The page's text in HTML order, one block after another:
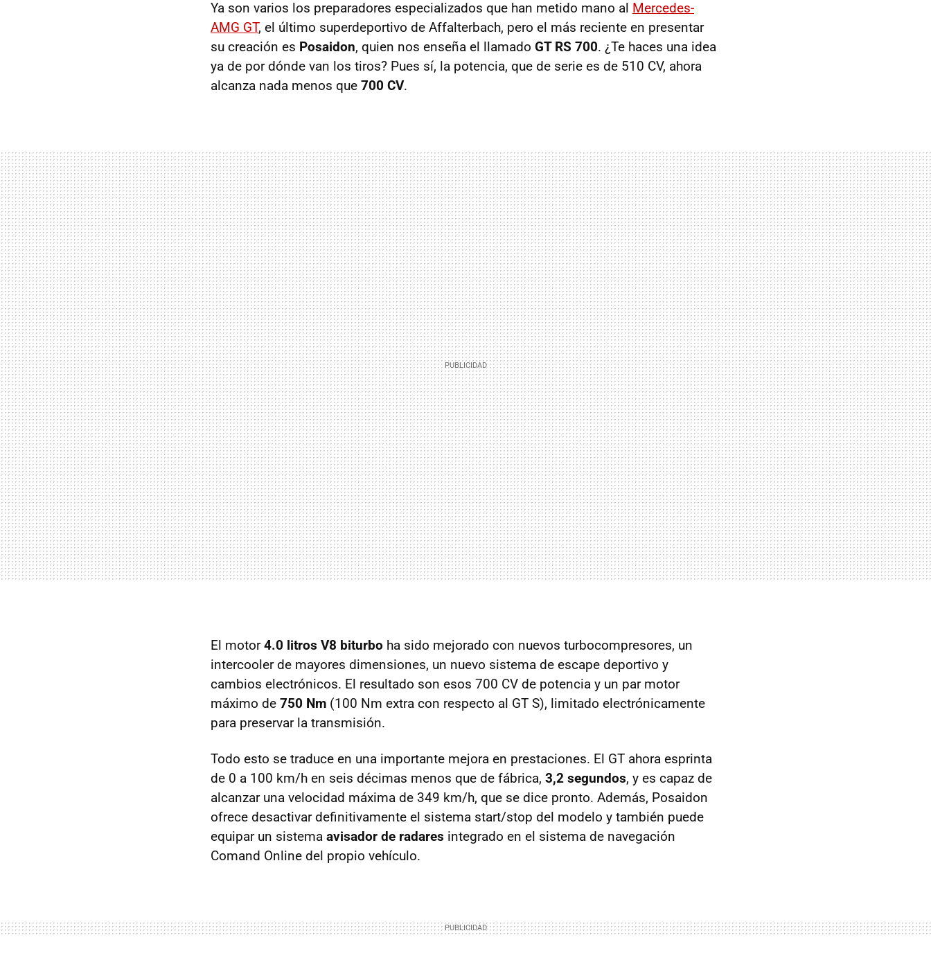
Ya son varios los preparadores especializados que han metido mano al Mercedes-
AMG GT, el último superdeportivo de Affalterbach, pero el más reciente en presentar
su creación es Posaidon, quien nos enseña el llamado GT RS 700. ¿Te haces una idea
ya de por dónde van los tiros? Pues sí, la potencia, que de serie es de 510 CV, ahora
alcanza nada menos que 700 CV.
El motor4.0 litros V8 biturbo ha sido mejorado con nuevos turbocompresores, un
intercooler de mayores dimensiones, un nuevo sistema de escape deportivo y
cambios electrónicos. El resultado son esos 700 CV de potencia y un par motor
máximo de 750 Nm (100 Nm extra con respecto al GT S), limitado electrónicamente
para preservar la transmisión.
Todo esto se traduce en una importante mejora en prestaciones. El GT ahora esprinta
de 0 a 100 km/h en seis décimas menos que de fábrica, 3,2 segundos, y es capaz de
alcanzar una velocidad máxima de 349 km/h, que se dice pronto. Además, Posaidon
ofrece desactivar definitivamente el sistema start/stop del modelo y también puede
equipar un sistema avisador de radares integrado en el sistema de navegación
Comand Online del propio vehículo.